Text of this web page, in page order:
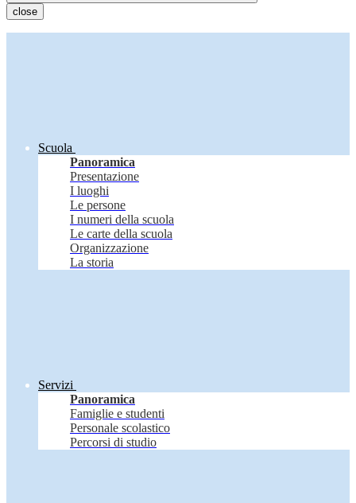
close
Scuola
Panoramica
Presentazione
I luoghi
Le persone
I numeri della scuola
Le carte della scuola
Organizzazione
La storia
Servizi
Panoramica
Famiglie e studenti
Personale scolastico
Percorsi di studio